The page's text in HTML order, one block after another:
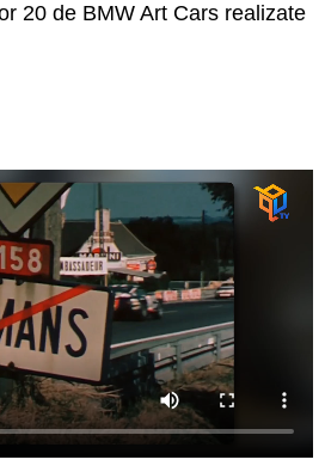
20 de BMW Art Cars realizate